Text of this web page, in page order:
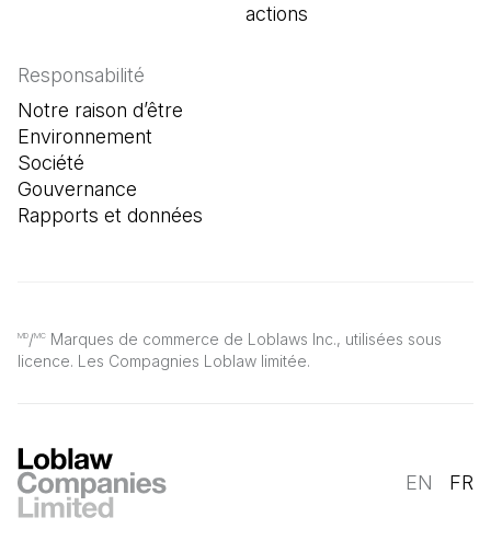
MD/MC Marques de commerce de Loblaws Inc., utilisées sous
licence. Les Compagnies Loblaw limitée.
actions
Responsabilité
Notre raison d’être
Environnement
Société
Gouvernance
Rapports et données
EN FR